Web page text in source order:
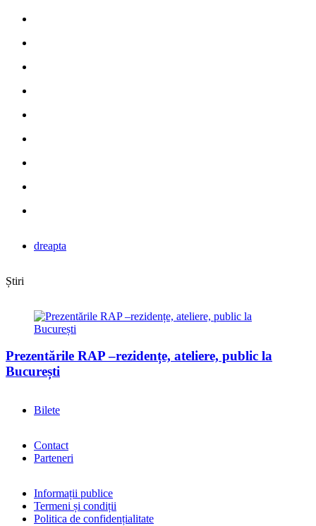
dreapta
Știri
Prezentările RAP –rezidențe, ateliere, public la
București
Bilete
Contact
Parteneri
Informații publice
Termeni și condiții
Politica de confidențialitate